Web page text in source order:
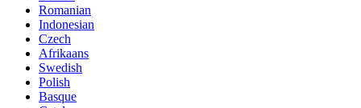
Romanian
Indonesian
Czech
Afrikaans
Swedish
Polish
Basque